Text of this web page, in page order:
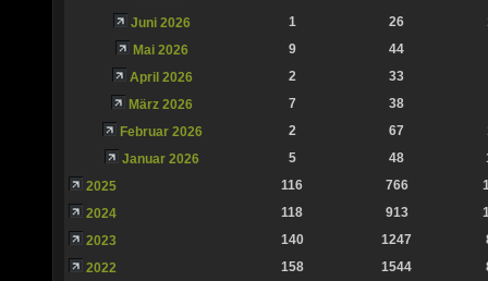
Juni 2026
1 26
Mai 2026
9
44
April 2026
2
33
März 2026
7
38
Februar 2026
2 67
Januar 2026
5 48
2025
116 766
2024
118 913
2023
140 1247
2022
158 1544